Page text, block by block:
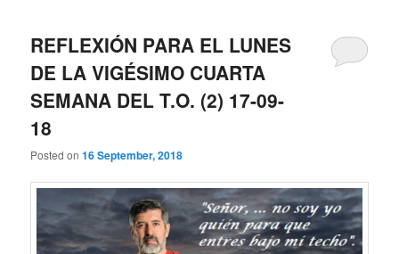
REFLEXIÓN PARA EL LUNES
DE LA VIGÉSIMO CUARTA
SEMANA DEL T.O. (2) 17-09-
18
Posted on16 September, 2018